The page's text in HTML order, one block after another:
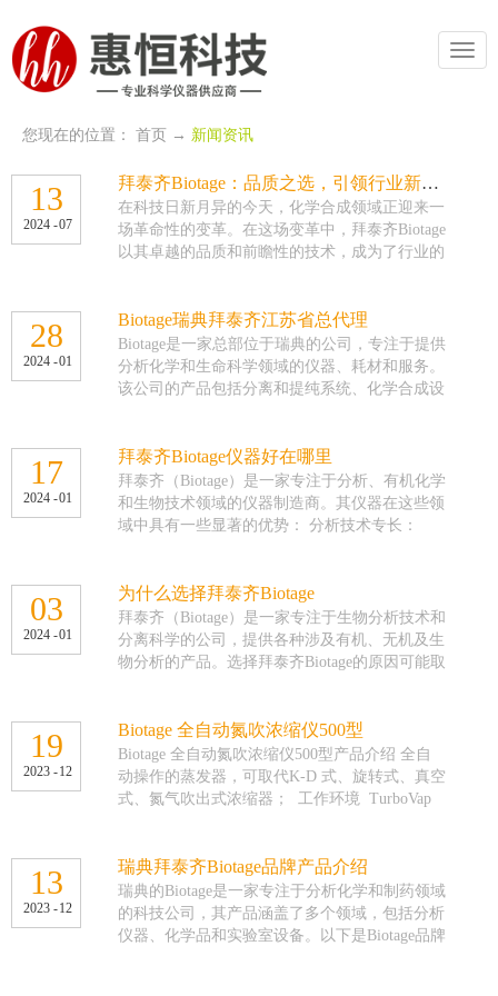
切
换
您现在的位置：
首页 → 新闻资讯
拜泰齐Biotage：品质之选，引领行业新风尚
在科技日新月异的今天，化学合成领域正迎来一
场革命性的变革。在这场变革中，拜泰齐Biotage
以其卓越的品质和前瞻性的技术，成为了行业的
力于为全球科研工作者提供高效、安全的化学合
成解决方案。凭借其对品质的不懈追求和对创新
的深刻理解，拜泰齐Biotage在化学合成领域取得
了举世瞩目的成就。 品质是拜泰齐Biotage的生
标准和行业规范，确保每一款产品都达到最高的
品质要求。这种对品质的执着追求，使得拜泰齐
Biotage的产品在市场上赢得了极高的声誉和信
任。 除了品质卓越，拜泰齐Biotage还以技术创
合成方法和技术，以满足科研工作者日益增长的
需求。通过不断创新，拜泰齐Biotage成功开发出
了一系列高效、环保、安全的化学合成产品，为
全球科研工作者提供了强有力的支持。 拜泰齐
Biotage的成功并非偶然。在市场竞争日益激烈的
键在于其始终坚守“品质与创新”的理念。正是这
种理念，让拜泰齐Biotage在化学合成领域不断取
得新的突破和进展，成为行业的领军者。 随着
科技的不断发展，化学合成领域将面临更多的挑
战和机遇。拜泰齐Biotage将继续秉承“品质与创
务。同时，拜泰齐Biotage还将积极参与国际交流
与合作，推动化学合成领域的全球化发展。 展
望未来，拜泰齐Biotage将继续以品质为基石，以
创新为动力，引领着化学合成行业不断向前发
2024 -07
13
Biotage瑞典拜泰齐江苏省总代理
Biotage是一家总部位于瑞典的公司，专注于提供
分析化学和生命科学领域的仪器、耗材和服务。
该公司的产品包括分离和提纯系统、化学合成设
能通过其在中国江苏省的分销商和江苏省代理商
提供。这些代理商通常负责在中国销售和分销
Biotage的设备和耗材。 市场定位： Biotage可能
在中国市场定位为高科技和高性能实验室仪器供
应用领域： Biotage的产品可能在化学合成、药
物研发、食品安全检测等领域有广泛的应用。公
司可能根据中国市场的需求提供适用于不同应用
领域的产品。 技术支持与培训： 在中国市场，
中国的代理商提供这些支持服务。 市场竞争：
在中国，分析仪器市场可能竞争激烈，涉及到本
地和国际品牌。Biotage可能通过提供独特的技术
优势、创新产品和卓越的服务来在市场上取得竞
争优势。 合规性和认证： 适应中国市场的法规
可能确保其产品符合相关的中国法规和认证要
求。 市场推广和品牌建设： 通过有效的市场推
广和品牌建设，Biotage可以提高在中国市场的知
名度。这可能包括在线和离线的广告、参与行业
展览、提供培训和研讨会等方式。 创新与研
2024 -01
28
拜泰齐Biotage仪器好在哪里
拜泰齐（Biotage）是一家专注于分析、有机化学
和生物技术领域的仪器制造商。其仪器在这些领
域中具有一些显著的优势： 分析技术专长：
需求。 样品净化和制备： Biotage在样品净化和
制备方面有丰富的经验，其产品涵盖了各种分离
和纯化技术，有助于提高实验效率和结果准确
性。 自动化和高通量： Biotage仪器通常具有自
学： Biotage注重绿色化学和环保，努力降低实
验室活动对环境的影响，符合可持续性发展的理
念。 易用性和操作简便： Biotage仪器通常设计
简单易用，提供直观的用户界面和操作系统，适
正确操作和充分利用其仪器。 质量控制：
Biotage强调产品质量控制，确保其仪器符合高标
准的制造质量，以提供可靠和一致的实验结果。
国际认可： 作为国际性的仪器制造商，Biotage
得到了科学界和工业界的认可，其产品被广泛用
2024 -01
17
为什么选择拜泰齐Biotage
拜泰齐（Biotage）是一家专注于生物分析技术和
分离科学的公司，提供各种涉及有机、无机及生
物分析的产品。选择拜泰齐Biotage的原因可能取
离技术专业性： 拜泰齐专注于色谱和分离技
术，提供液相色谱（LC）、气相色谱（GC）以
及质谱联用等产品。如果用户在样品分离和分析
方面有专业需求，拜泰齐可能会被视为一个合适
技术。用户可能会选择拜泰齐，因为其产品在技
术上处于领先地位，满足了实验室对高效和高性
能仪器的需求。 全面的产品线： 拜泰齐提供一
系列产品，包括色谱柱、样品制备仪器、质谱仪
2024 -01
03
Biotage 全自动氮吹浓缩仪500型
Biotage 全自动氮吹浓缩仪500型产品介绍 全自
动操作的蒸发器，可取代K-D 式、旋转式、真空
式、氮气吹出式浓缩器； 工作环境 TurboVap
其它更重要的工作。获得了快速的蒸发率，同时
保证分析目标的高回收率。这种完整的浓缩系
统，能有效地收集蒸发的溶剂，便于安全和环保
处理。 Biotage 全自动氮吹浓缩仪500型特点 回
2023 -12
19
瑞典拜泰齐Biotage品牌产品介绍
瑞典的Biotage是一家专注于分析化学和制药领域
的科技公司，其产品涵盖了多个领域，包括分析
仪器、化学品和实验室设备。以下是Biotage品牌
2023 -12
13